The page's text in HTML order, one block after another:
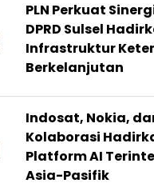
PLN Perkuat
DPRD Sulsel
Infrastruktur
Berkelanjutan
Indosat, Nokia,
Kolaborasi
Platform AI
Asia-Pasifik